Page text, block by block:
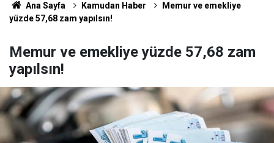
Ana Sayfa Kamudan Haber
Memur ve emekliye
yüzde 57,68 zam yapılsın!
Memur ve emekliye yüzde 57,68 zam
yapılsın!